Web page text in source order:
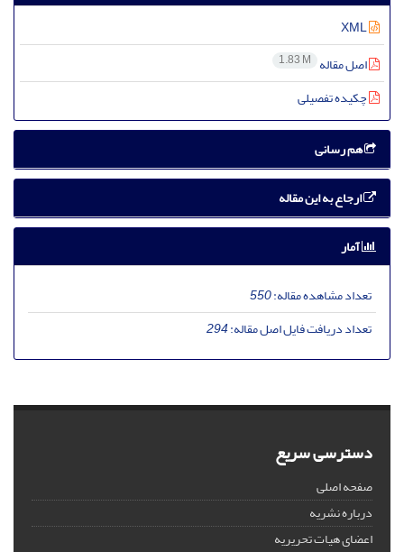
اصل مقاله 1.83 M
چکیده تفصیلی
هم رسانی
ارجاع به این مقاله
آمار
تعداد مشاهده مقاله:550
تعداد دریافت فایل اصل مقاله:294
دسترسی سریع
صفحه اصلی
درباره نشریه
اعضای هیات تحریریه